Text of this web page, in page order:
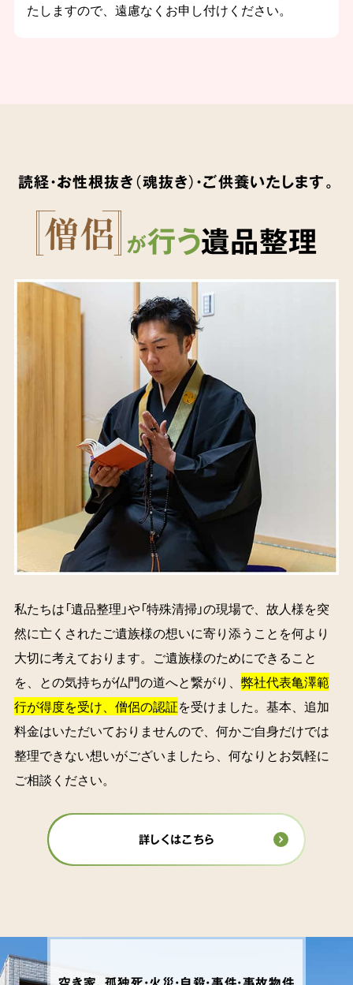
たしますので、遠慮なくお申し付けください。
が行う遺品整理
読経・お性根抜き（魂抜き）・ご供養いたします。
私たちは「遺品整理」や「特殊清掃」の現場で、故人様を突
然に亡くされたご遺族様の想いに寄り添うことを何より
大切に考えております。ご遺族様のためにできること
を、との気持ちが仏門の道へと繋がり、 弊社代表亀澤範
行が得度を受け、僧侶の認証を受けました。基本、追加
料金はいただいておりませんので、何かご自身だけでは
整理できない想いがございましたら、何なりとお気軽に
ご相談ください。
詳しくはこちら